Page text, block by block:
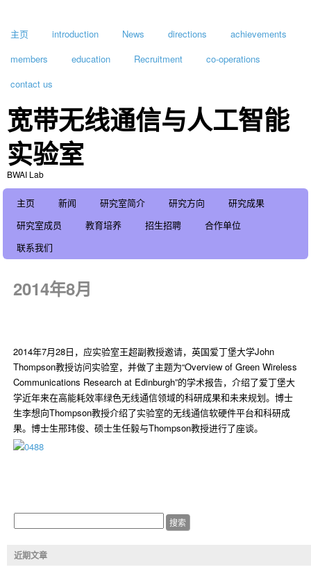
主页 introduction News directions
achievements
members
education Recruitment
co-operations
contact us
宽带无线通信与人工智能
实验室
BWAI Lab
主页 新闻 研究室简介 研究方向
研究成果
研究室成员
教育培养 招生招聘
合作单位
联系我们
2014年8月
2014年7月28日，应实验室王超副教授邀请，英国爱丁堡大学John
Thompson教授访问实验室，并做了主题为“Overview of Green Wireless
Communications Research at Edinburgh”的学术报告，介绍了爱丁堡大
学近年来在高能耗效率绿色无线通信领域的科研成果和未来规划。博士
生李想向Thompson教授介绍了实验室的无线通信软硬件平台和科研成
果。博士生邢玮俊、硕士生任毅与Thompson教授进行了座谈。
近期文章